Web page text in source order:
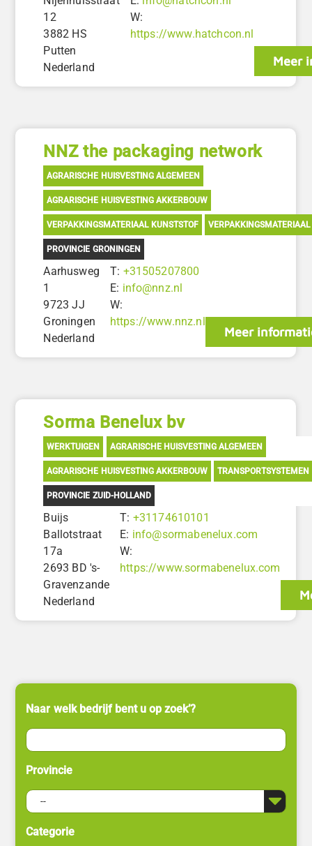
12
3882 HS
Putten
Nederland
W:
https://www.hatchcon.nl
Meer
NNZ the packaging network
AGRARISCHE HUISVESTING ALGEMEEN
AGRARISCHE HUISVESTING AKKERBOUW
VERPAKKINGSMATERIAAL KUNSTSTOF VERPAKKINGSMATERIAAL
PROVINCIE GRONINGEN
Aarhusweg
1
9723 JJ
Groningen
Nederland
T: +31505207800
E: info@nnz.nl
W:
https://www.nnz.nl
Meer
Sorma Benelux bv
WERKTUIGEN AGRARISCHE HUISVESTING ALGEMEEN
AGRARISCHE HUISVESTING AKKERBOUW TRANSPORTSYSTEMEN
PROVINCIE ZUID-HOLLAND
Buijs
Ballotstraat
17a
2693 BD 's-
Gravenzande
Nederland
T: +31174610101
E: info@sormabenelux.com
W:
https://www.sormabenelux.com
Naar welk bedrijf bent u op zoek’?
Provincie
Categorie